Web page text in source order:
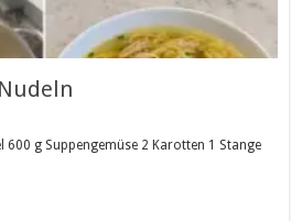
600 g Suppengemüse 2 Karotten 1 Stange